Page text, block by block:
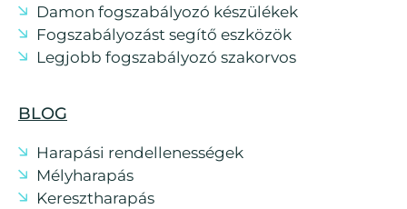
Damon fogszabályozó készülékek
Fogszabályozást segítő eszközök
Legjobb fogszabályozó szakorvos
BLOG
Harapási rendellenességek
Mélyharapás
Keresztharapás